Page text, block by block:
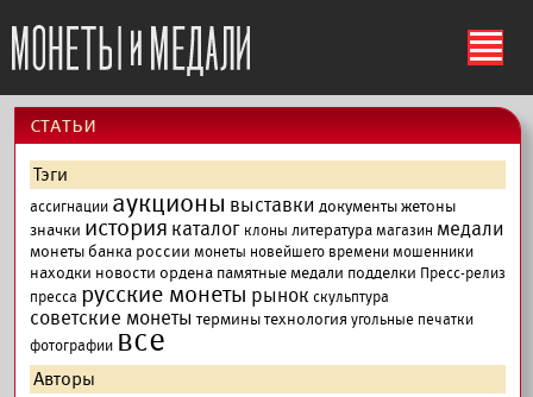
ś
cтатьи
Тэги
ассигнации аукционы выставки документыжетоны
значки история каталог клоны литературамагазин медали
монеты банка россии монеты новейшего временимошенники
находки новости ордена памятные медали подделки Пресс-релиз
пресса русские монеты рынок скульптура
советские монеты терминытехнология угольные печатки
фотографии все
Авторы